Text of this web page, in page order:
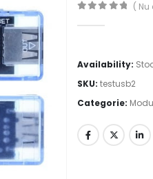
(
Availability:
SKU: testusb2
Categorie: